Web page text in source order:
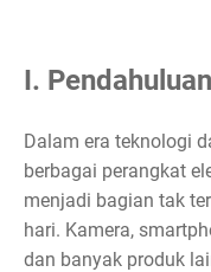
I. Pendahuluan
Dalam era teknologi
berbagai perangkat
menjadi bagian tak
hari. Kamera,
dan banyak produk